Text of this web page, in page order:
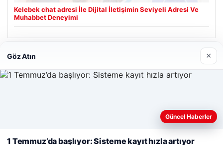
Kelebek chat adresi İle Dijital İletişimin Seviyeli Adresi Ve
Muhabbet Deneyimi
Son Eklenen Firmalar
Cengiz Sigorta
deneyiminizi kişiselleştirmek ve geliştirmek amacıyla çerezler
Reddet Kabul Et
Göz Atın ×
Güncel Haberler
1 Temmuz’da başlıyor: Sisteme kayıt hızla artıyor